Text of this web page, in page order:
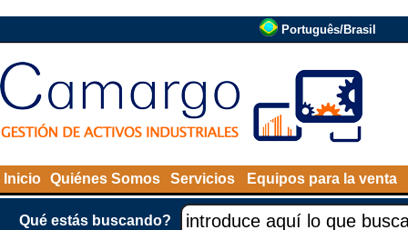
Português/Brasil
Inicio Quiénes Somos Servicios Equipos para la venta
Qué estás buscando?